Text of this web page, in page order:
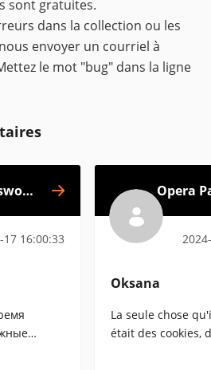
sont gratuites.
dans la collection ou les
envoyer un courriel à
le mot "bug" dans la ligne
17 16:00:33
Opera
Oksana
La seule chose
était des cookies,